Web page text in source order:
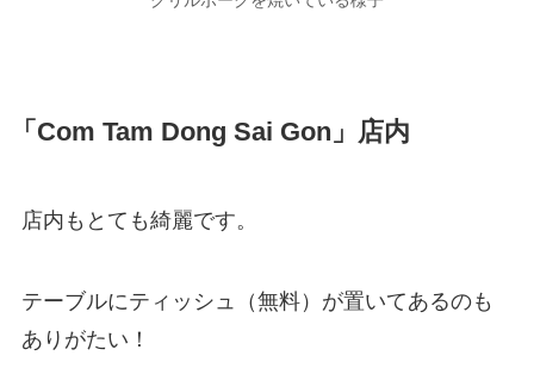
「Com Tam Dong Sai Gon」店内
店内もとても綺麗です。
テーブルにティッシュ（無料）が置いてあるのも
ありがたい！